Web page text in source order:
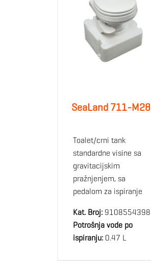
SeaLand 711-M28
Toalet/crni tank
standardne visine sa
gravitacijskim
pražnjenjem, sa
pedalom za ispiranje
Kat. Broj:9108554398
Potrošnja vode po
ispiranju:0.47 L